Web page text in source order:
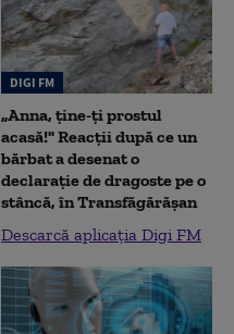
DIGI FM
„Anna, ţine-ţi prostul
acasă!" Reacţii după ce un
bărbat a desenat o
declaraţie de dragoste pe o
stâncă, în Transfăgărăşan
Descarcă aplicația Digi FM